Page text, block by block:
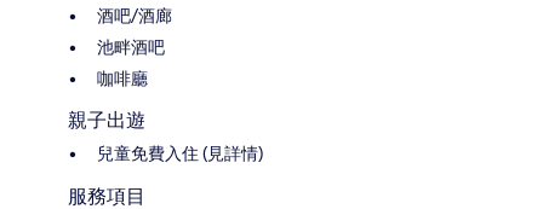
酒吧/酒廊
池畔酒吧
咖啡廳
親子出遊
兒童免費入住 (見詳情)
服務項目